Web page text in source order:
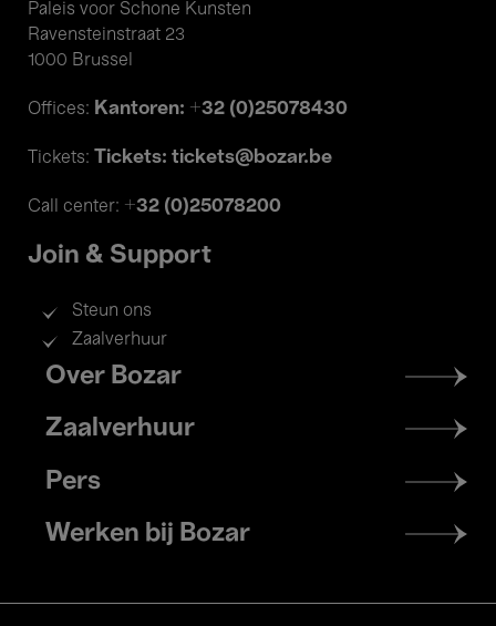
Paleis voor Schone Kunsten
Ravensteinstraat 23
1000 Brussel
Offices: Kantoren: +32 (0)25078430
Tickets: Tickets: tickets@bozar.be
Call center: +32 (0)25078200
Join & Support
Steun ons
Zaalverhuur
Footer
menu
Over Bozar
Zaalverhuur
Pers
Werken bij Bozar